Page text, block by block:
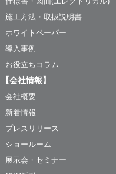
施工方法・取扱説明書
ホワイトペーパー
導入事例
お役立ちコラム
【会社情報】
会社概要
新着情報
プレスリリース
ショールーム
展示会・セミナー